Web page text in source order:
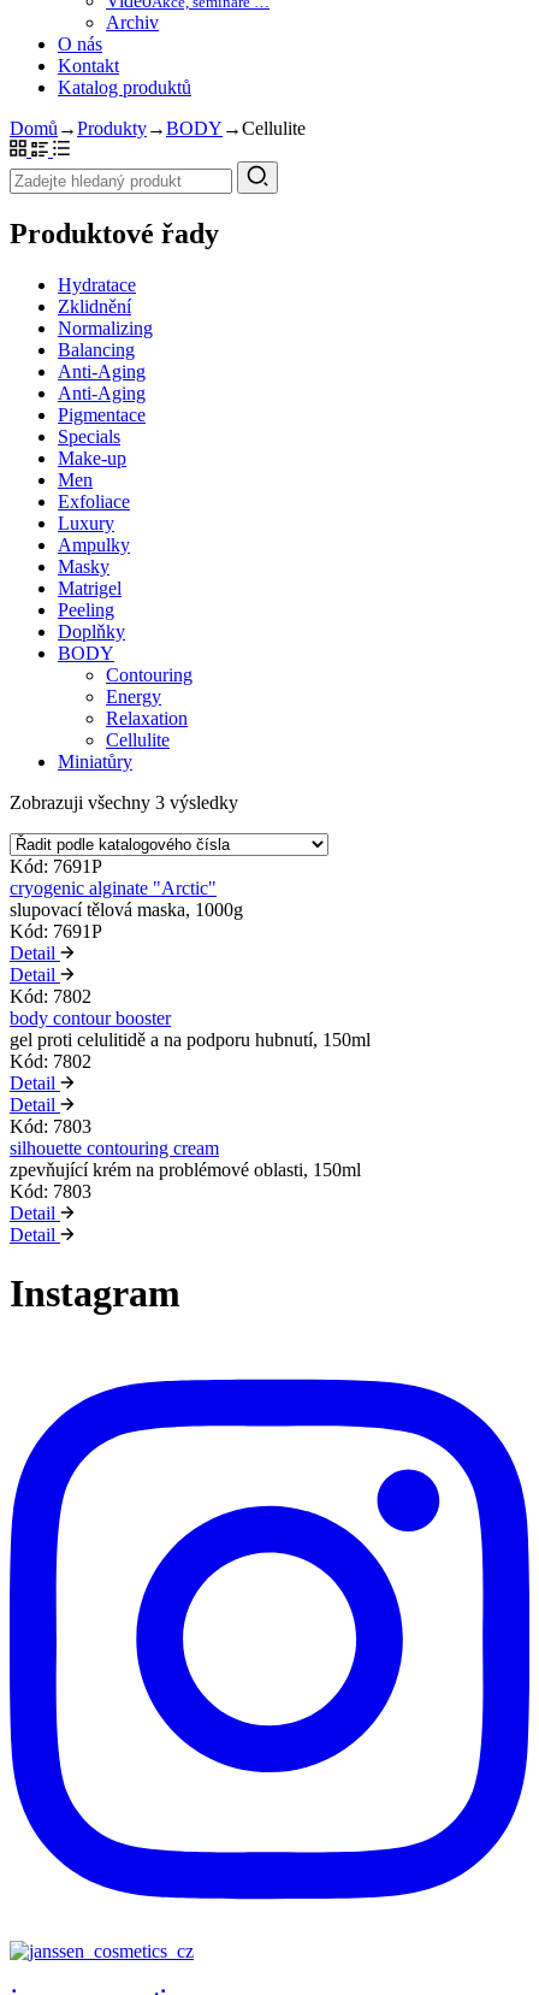
Archiv
O nás
Kontakt
Katalog produktů
Domů →Produkty→BODY →Cellulite
Produktové řady
Hydratace
Zklidnění
Normalizing
Balancing
Anti-Aging
Anti-Aging
Pigmentace
Specials
Make-up
Men
Exfoliace
Luxury
Ampulky
Masky
Matrigel
Peeling
Doplňky
BODY
Contouring
Energy
Relaxation
Cellulite
Miniatůry
Zobrazuji všechny 3 výsledky
Kód: 7691P
cryogenic alginate "Arctic"
slupovací tělová maska, 1000g
Kód: 7691P
Detail
Detail
Kód: 7802
body contour booster
gel proti celulitidě a na podporu hubnutí, 150ml
Kód: 7802
Detail
Detail
Kód: 7803
silhouette contouring cream
zpevňující krém na problémové oblasti, 150ml
Kód: 7803
Detail
Detail
Instagram